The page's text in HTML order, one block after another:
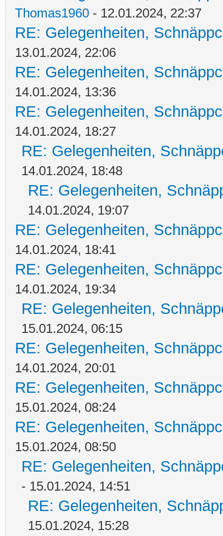
Thomas1960 - 12.01.2024, 22:37
RE: Gelegenheiten,
13.01.2024, 22:06
RE: Gelegenheiten,
14.01.2024, 13:36
RE: Gelegenheiten,
14.01.2024, 18:27
RE: Gelegenheiten,
14.01.2024, 18:48
RE: Gelegenheiten,
14.01.2024, 19:07
RE: Gelegenheiten,
14.01.2024, 18:41
RE: Gelegenheiten,
14.01.2024, 19:34
RE: Gelegenheiten,
15.01.2024, 06:15
RE: Gelegenheiten,
14.01.2024, 20:01
RE: Gelegenheiten,
15.01.2024, 08:24
RE: Gelegenheiten,
15.01.2024, 08:50
RE: Gelegenheiten,
- 15.01.2024, 14:51
RE: Gelegenheiten,
15.01.2024, 15:28